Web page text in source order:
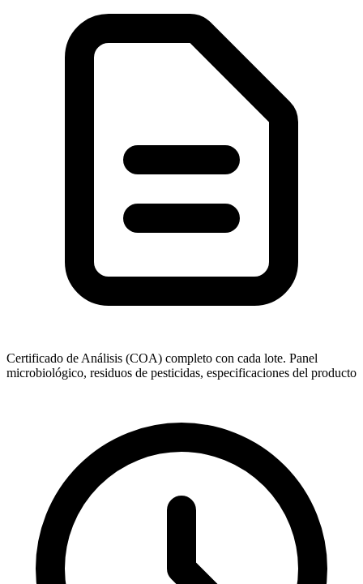
Certificado de Análisis (COA) completo con cada lote. Panel
microbiológico, residuos de pesticidas, especificaciones del producto